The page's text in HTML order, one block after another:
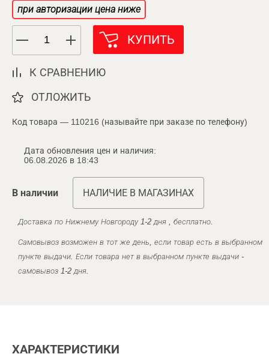
при авторизации цена ниже
КУПИТЬ
К СРАВНЕНИЮ
ОТЛОЖИТЬ
Код товара — 110216 (называйте при заказе по телефону)
Дата обновления цен и наличия:
06.08.2026 в 18:43
В наличии НАЛИЧИЕ В МАГАЗИНАХ
Доставка по Нижнему Новгороду 1-2 дня , бесплатно.
Самовывоз возможен в тот же день, если товар есть в выбранном
пункте выдачи. Если товара нет в выбранном пункте выдачи -
самовывоз 1-2 дня.
ХАРАКТЕРИСТИКИ